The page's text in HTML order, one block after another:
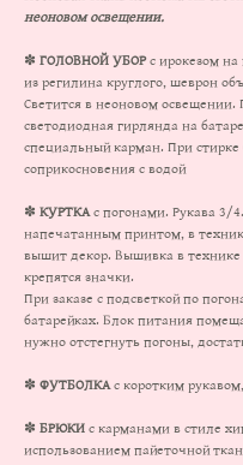
неоновом освещении.
✽ ГОЛОВНОЙ УБОРс ирокезом
из регилина круглого, шеврон
Светится в неоновом освещении.
светодиодная гирлянда на
специальный карман. При
соприкосновения с водой
✽ КУРТКАс погонами. Рукава 3/
напечатанным принтом, в
вышит декор. Вышивка в
крепятся значки.
При заказе с подсветкой по
батарейках. Блок питания
нужно отстегнуть погоны,
✽ ФУТБОЛКАс коротким
✽ БРЮКИ с карманами в стиле
использованием пайеточной